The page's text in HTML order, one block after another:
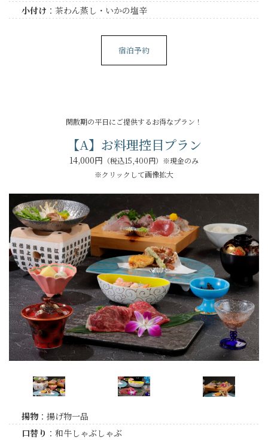
小付け ：茶わん蒸し・いかの塩辛
宿泊予約
閑散期の平日にご提供するお得なプラン！
【A】お料理控目プラン
14,000円 （税込15,400円）※現金のみ
※クリックして画像拡大
揚物：揚げ物一品
口替り ：和牛しゃぶしゃぶ